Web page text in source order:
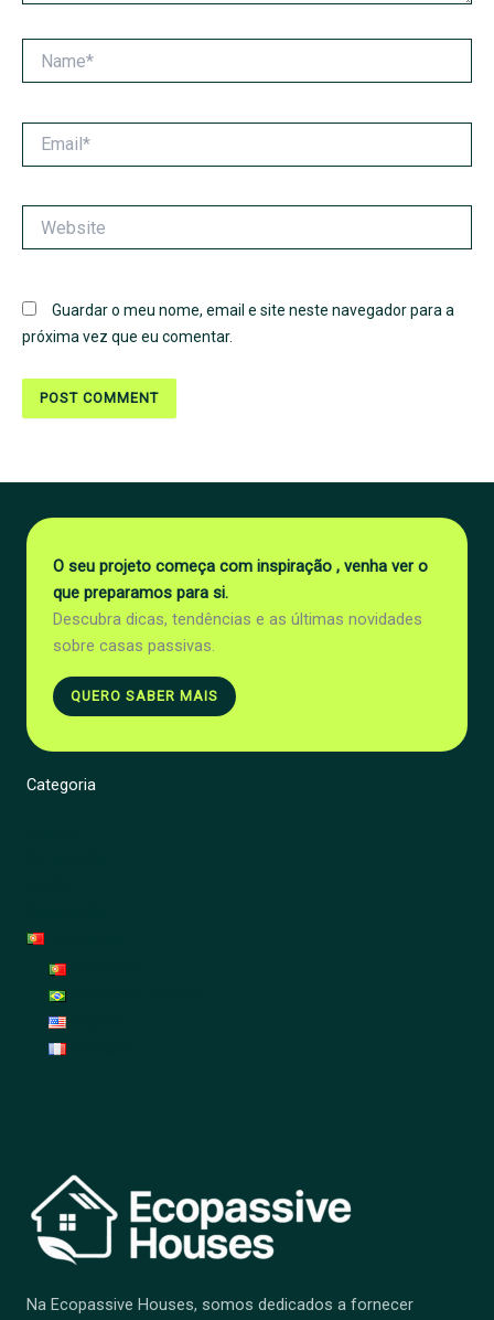
Guardar o meu nome, email e site neste navegador para a
próxima vez que eu comentar.
O seu projeto começa com inspiração , venha ver o
que preparamos para si.
Descubra dicas, tendências e as últimas novidades
sobre casas passivas.
QUERO SABER MAIS
Categoria
Na Ecopassive Houses, somos dedicados a fornecer